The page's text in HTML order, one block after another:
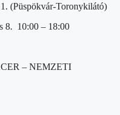
(Püspökvár-Toronykilátó)
8. 10:00 – 18:00
– NEMZETI